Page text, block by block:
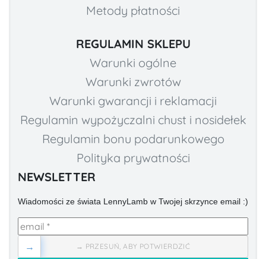
Metody płatności
REGULAMIN SKLEPU
Warunki ogólne
Warunki zwrotów
Warunki gwarancji i reklamacji
Regulamin wypożyczalni chust i nosidełek
Regulamin bonu podarunkowego
Polityka prywatności
NEWSLETTER
Wiadomości ze świata LennyLamb w Twojej skrzynce email :)
→ PRZESUŃ, ABY POTWIERDZIĆ
→